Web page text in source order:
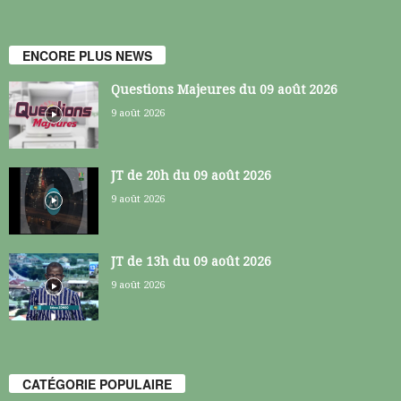
ENCORE PLUS NEWS
Questions Majeures du 09 août 2026
9 août 2026
JT de 20h du 09 août 2026
9 août 2026
JT de 13h du 09 août 2026
9 août 2026
CATÉGORIE POPULAIRE